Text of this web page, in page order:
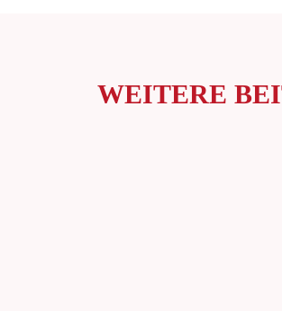
WEITERE